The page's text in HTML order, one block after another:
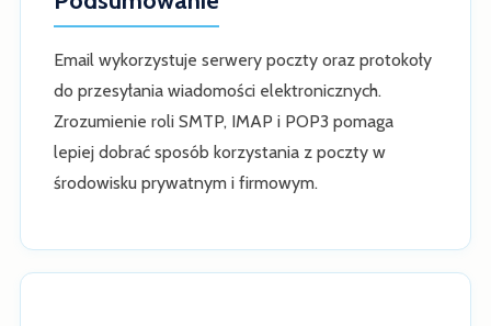
Email wykorzystuje serwery poczty oraz protokoły
do przesyłania wiadomości elektronicznych.
Zrozumienie roli SMTP, IMAP i POP3 pomaga
lepiej dobrać sposób korzystania z poczty w
środowisku prywatnym i firmowym.